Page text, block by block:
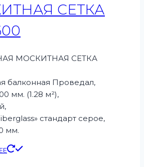
СЕТКА
МОСКИТНАЯ СЕТКА
балконная Проведал,
мм. (1.28 м²),
стандарт серое,
мм.